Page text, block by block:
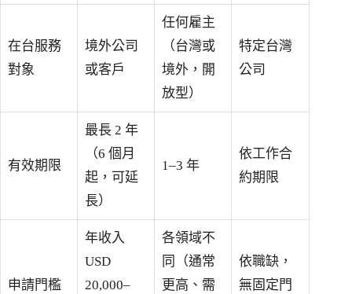
在台服務
對象
境外公司
或客戶
任何雇主
（台灣或
境外，開
放型）
特定台灣
公司
有效期限
最長 2 年
（6 個月
起，可延
長）
1–3 年
依工作合
約期限
申請門檻
年收入
USD
20,000–
各領域不
同（通常
更高、需
依職缺，
無固定門